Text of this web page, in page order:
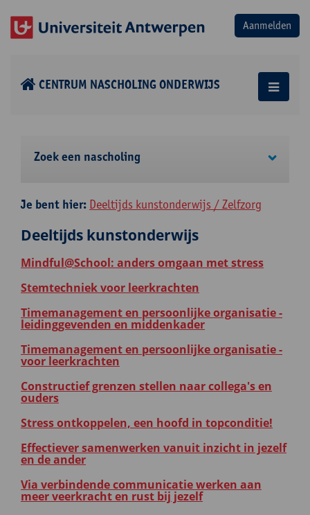
CENTRUM NASCHOLING ONDERWIJS
Zoek een nascholing
Je bent hier: Deeltijds kunstonderwijs / Zelfzorg
Deeltijds kunstonderwijs
Mindful@School: anders omgaan met stress
Stemtechniek voor leerkrachten
Timemanagement en persoonlijke organisatie -
leidinggevenden en middenkader
Timemanagement en persoonlijke organisatie -
voor leerkrachten
Constructief grenzen stellen naar collega's en
ouders
Stress ontkoppelen, een hoofd in topconditie!
Effectiever samenwerken vanuit inzicht in jezelf
en de ander
Via verbindende communicatie werken aan
meer veerkracht en rust bij jezelf